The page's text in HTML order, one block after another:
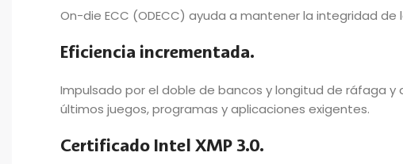
On-die ECC (ODECC) ayuda a mantener la integridad
Eficiencia incrementada.
Impulsado por el doble de bancos y longitud de ráfaga
últimos juegos, programas y aplicaciones exigentes.
Certificado Intel XMP 3.0.